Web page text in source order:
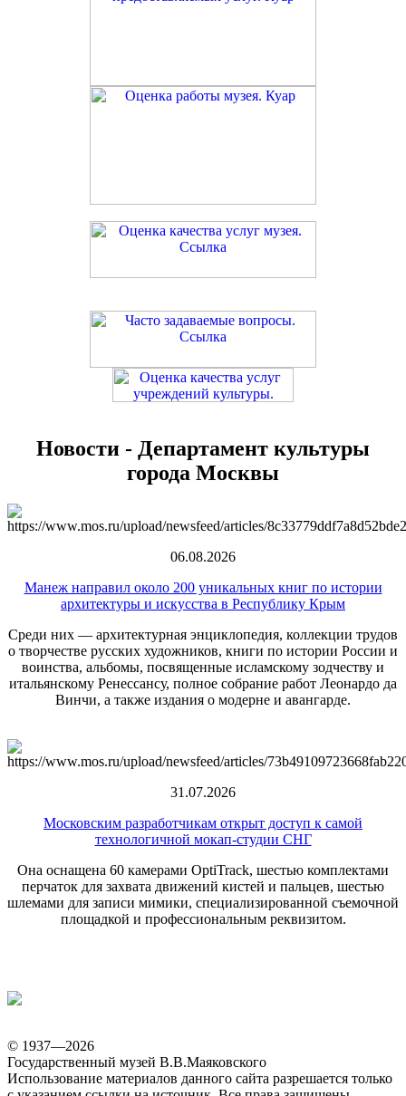
Новости - Департамент культуры
города Москвы
06.08.2026
Манеж направил около 200 уникальных книг по истории
архитектуры и искусства в Республику Крым
Среди них — архитектурная энциклопедия, коллекции трудов
о творчестве русских художников, книги по истории России и
воинства, альбомы, посвященные исламскому зодчеству и
итальянскому Ренессансу, полное собрание работ Леонардо да
Винчи, а также издания о модерне и авангарде.
31.07.2026
Московским разработчикам открыт доступ к самой
технологичной мокап-студии СНГ
Она оснащена 60 камерами OptiTrack, шестью комплектами
перчаток для захвата движений кистей и пальцев, шестью
шлемами для записи мимики, специализированной съемочной
площадкой и профессиональным реквизитом.
© 1937—2026
Государственный музей В.В.Маяковского
Использование материалов данного сайта разрешается только